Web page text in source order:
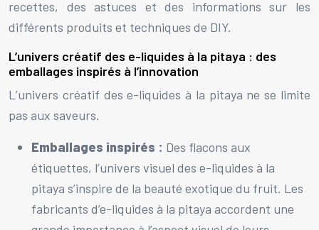
recettes, des astuces et des informations sur les
différents produits et techniques de DIY.
L’univers créatif des e-liquides à la pitaya : des
emballages inspirés à l’innovation
L’univers créatif des e-liquides à la pitaya ne se limite
pas aux saveurs.
Emballages inspirés : Des flacons aux
étiquettes, l’univers visuel des e-liquides à la
pitaya s’inspire de la beauté exotique du fruit. Les
fabricants d’e-liquides à la pitaya accordent une